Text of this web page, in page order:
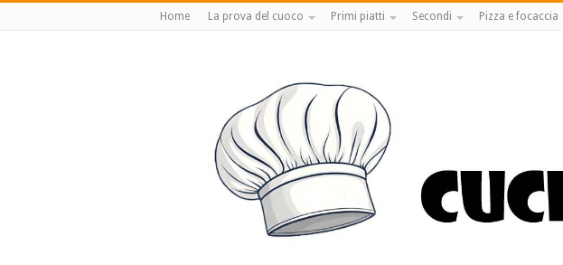
Home La prova del cuoco Primi piatti Secondi Pizza e focaccia